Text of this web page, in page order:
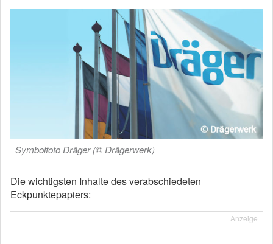
Symbolfoto Dräger (© Drägerwerk)
Die wichtigsten Inhalte des verabschiedeten
Eckpunktepapiers:
Anzeige